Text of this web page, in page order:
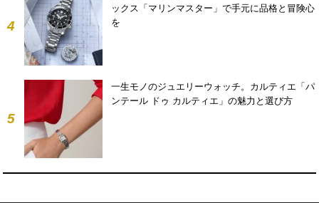
4
ックス「マリンマスター」で手元に品格と冒険心
を
5
一生モノのジュエリーウォッチ。カルティエ「パ
ンテール ドゥ カルティエ」の魅力と選び方